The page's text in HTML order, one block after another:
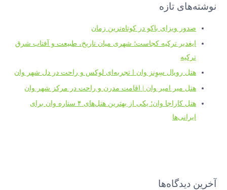
نوشته‌های تازه
صدور ویزای باکو در کوتاه‌ترین زمان
ایغدیر ترکیه کجاست؛ شهری میان تاریخ، طبیعت و آفتاب شرق
ترکیه
هتل رویال سِوِنز وان l تجربه‌ای لوکس و راحت در دل شهر وان
هتل میر امیر وان | اقامت مدرن و راحت در مرکز شهر وان
هتل کاراجا وان؛ یکی از بهترین هتل‌های ۴ ستاره وان برای
ایرانی‌ها
آخرین دیدگاه‌ها